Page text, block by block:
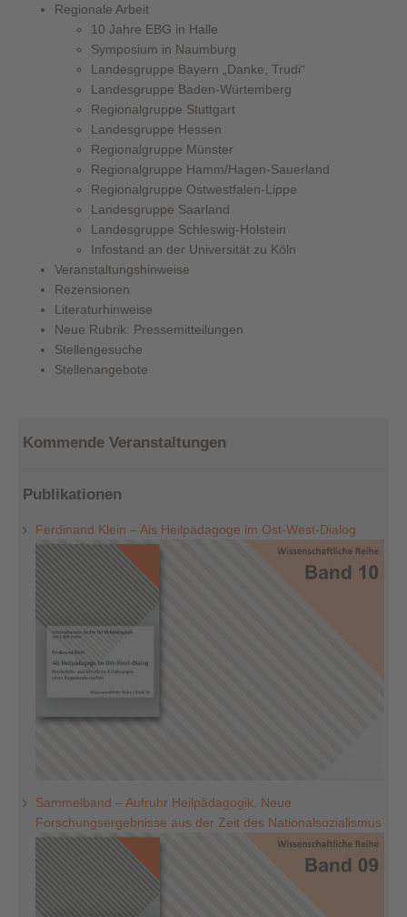
Regionale Arbeit
10 Jahre EBG in Halle
Symposium in Naumburg
Landesgruppe Bayern „Danke, Trudi“
Landesgruppe Baden-Würtemberg
Regionalgruppe Stuttgart
Landesgruppe Hessen
Regionalgruppe Münster
Regionalgruppe Hamm/Hagen-Sauerland
Regionalgruppe Ostwestfalen-Lippe
Landesgruppe Saarland
Landesgruppe Schleswig-Holstein
Infostand an der Universität zu Köln
Veranstaltungshinweise
Rezensionen
Literaturhinweise
Neue Rubrik: Pressemitteilungen
Stellengesuche
Stellenangebote
Kommende Veranstaltungen
Publikationen
Ferdinand Klein – Als Heilpädagoge im Ost-West-Dialog
Sammelband – Aufruhr Heilpädagogik. Neue
Forschungsergebnisse aus der Zeit des Nationalsozialismus